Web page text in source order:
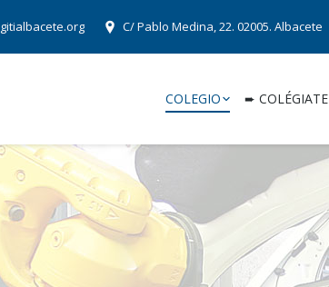
C/ Pablo Medina, 22. 02005. Albacete
COLEGIO ➨ COLÉGIATE